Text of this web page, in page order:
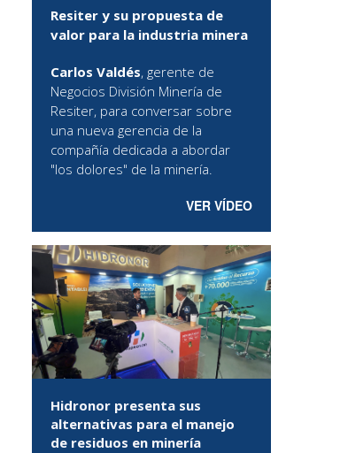
Resiter y su propuesta de
valor para la industria minera
Carlos Valdés, gerente de
Negocios División Minería de
Resiter, para conversar sobre
una nueva gerencia de la
compañía dedicada a abordar
"los dolores" de la minería.
VER VÍDEO
Hidronor presenta sus
alternativas para el manejo
de residuos en minería